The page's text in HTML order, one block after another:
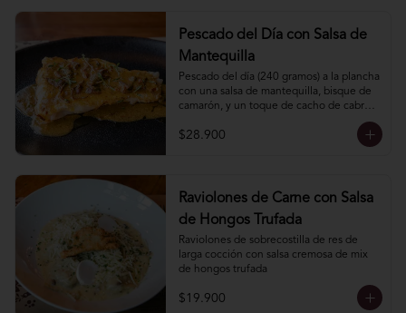
Pescado del Día con Salsa de
Mantequilla
Pescado del dí­a (240 gramos) a la plancha
con una salsa de mantequilla, bisque de
camarón, y un toque de cacho de cabra.
$28.900
Raviolones de Carne con Salsa
de Hongos Trufada
Raviolones de sobrecostilla de res de
larga cocción con salsa cremosa de mix
de hongos trufada
$19.900